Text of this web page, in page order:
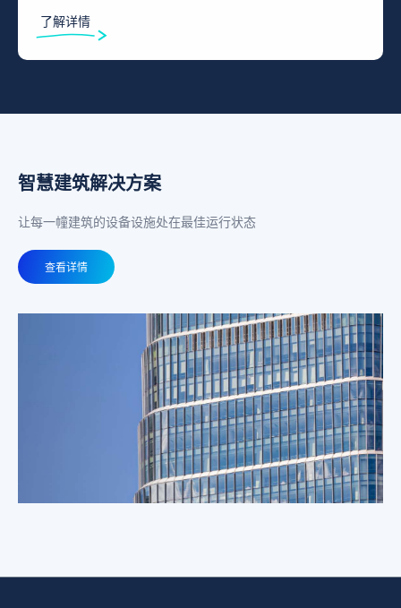
了解详情
智慧建筑解决方案
让每一幢建筑的设备设施处在最佳运行状态
查看详情